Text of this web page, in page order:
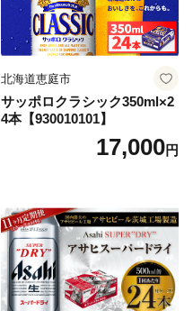
北海道恵庭市
サッポロクラシック350ml×2
4本【930010101】
17,000円